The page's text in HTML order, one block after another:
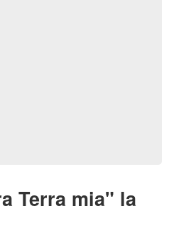
Terra mia" la